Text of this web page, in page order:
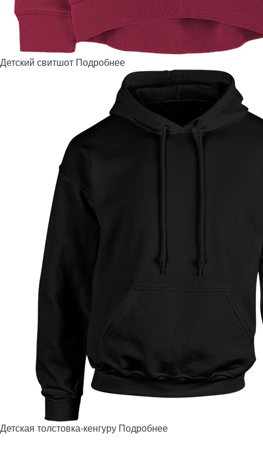
Детский свитшот Подробнее
Детская толстовка-кенгуру Подробнее